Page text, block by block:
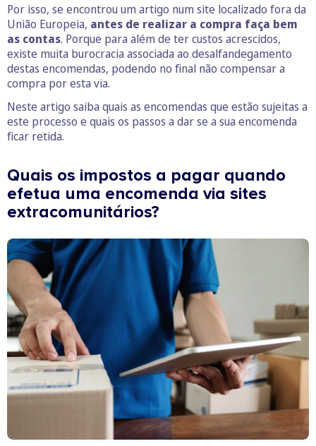
Por isso, se encontrou um artigo num site localizado fora da
União Europeia, antes de realizar a compra faça bem
as contas. Porque para além de ter custos acrescidos,
existe muita burocracia associada ao desalfandegamento
destas encomendas, podendo no final não compensar a
compra por esta via.
Neste artigo saiba quais as encomendas que estão sujeitas a
este processo e quais os passos a dar se a sua encomenda
ficar retida.
Quais os impostos a pagar quando
efetua uma encomenda via sites
extracomunitários?